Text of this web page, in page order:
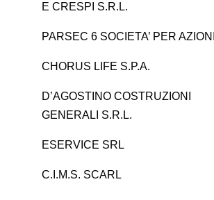
E CRESPI S.R.L.
PARSEC 6 SOCIETA’ PER AZIONI
CHORUS LIFE S.P.A.
D’AGOSTINO COSTRUZIONI
GENERALI S.R.L.
ESERVICE SRL
C.I.M.S. SCARL